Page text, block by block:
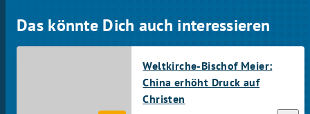
Das könnte Dich auch interessieren
Weltkirche-Bischof Meier:
China erhöht Druck auf
Christen